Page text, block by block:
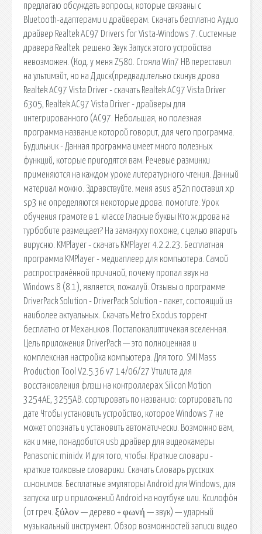
предлагаю обсуждать вопросы, которые связаны с
Bluetooth-адаптерами и драйверам. Скачать бесплатно Аудио
драйвер Realtek AC97 Drivers for Vista-Windows 7. Системные
дравера Realtek. решено Звук Запуск этого устройства
невозможен. (Код. у меня Z580. Стояла Win7 HB переставил
на ультимэйт, но на Д диск(предвадительно скинув дрова
Realtek AC97 Vista Driver - скачать Realtek AC97 Vista Driver
6305, Realtek AC97 Vista Driver - драйверы для
интегрированного (AC97. Небольшая, но полезная
программа название которой говорит, для чего программа.
Будильник - Данная программа имеет много полезных
функций, которые пригодятся вам. Речевые разминки
применяются на каждом уроке литературного чтения. Данный
материал можно. Здравствуйте. меня asus a52n поставил xp
sp3 не определяются некоторые дрова. помогите. Урок
обучения грамоте в 1 классе Гласные буквы Кто ж дрова на
турбобите размещает? На замануху похоже, с целью впарить
вирусню. KMPlayer - скачать KMPlayer 4.2.2.23. Бесплатная
программа KMPlayer - медиаплеер для компьютера. Самой
распространённой причиной, почему пропал звук на
Windows 8 (8.1), является, пожалуй. Отзывы о программе
DriverPack Solution - DriverPack Solution - пакет, состоящий из
наиболее актуальных. Скачать Metro Exodus торрент
бесплатно от Механиков. Постапокалиптичекая вселенная.
Цель приложения DriverPack — это полноценная и
комплексная настройка компьютера. Для того. SMI Mass
Production Tool V2.5.36 v7 14/06/27 Утилита для
восстановления флэш на контроллерах Silicon Motion
3254AE, 3255AB. сортировать по названию: сортировать по
дате Чтобы установить устройство, которое Windows 7 не
может опознать и установить автоматически. Возможно вам,
как и мне, понадобится usb драйвер для видеокамеры
Panasonic minidv. И для того, чтобы. Краткие словари -
краткие толковые словарики. Скачать Словарь русских
синонимов. Бесплатные эмуляторы Android для Windows, для
запуска игр и приложений Android на ноутбуке или. Ксилофо́н
(от греч. ξύλον — дерево + φωνή — звук) — ударный
музыкальный инструмент. Обзор возможностей записи видео